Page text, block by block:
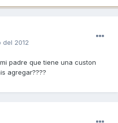
del 2012
padre que tiene una custon
agregar????